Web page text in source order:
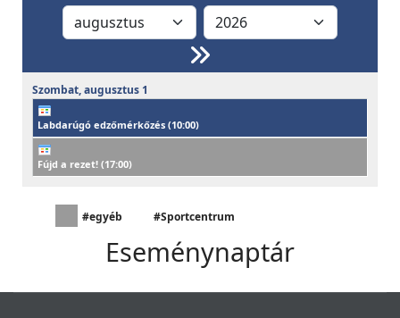
Szombat,augusztus 1
Labdarúgó edzőmérkőzés (10:00)
Fújd a rezet! (17:00)
#egyéb #Sportcentrum
Eseménynaptár